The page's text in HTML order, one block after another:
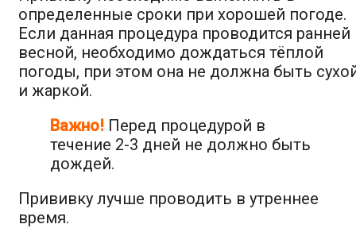
определенные сроки при хорошей погоде.
Если данная процедура проводится ранней
весной, необходимо дождаться тёплой
погоды, при этом она не должна быть
и жаркой.
Важно! Перед процедурой в
течение 2-3 дней не должно быть
дождей.
Прививку лучше проводить в утреннее
время.